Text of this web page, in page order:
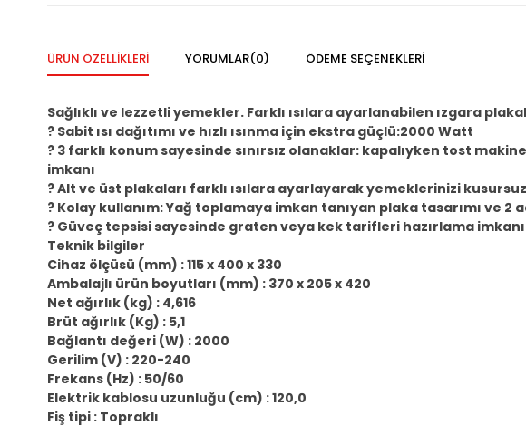
ÜRÜN ÖZELLIKLERI YORUMLAR(0) ÖDEME SEÇENEKLERI
Sağlıklı ve lezzetli yemekler. Farklı ısılara ayarlanabilen ızgara
? Sabit ısı dağıtımı ve hızlı ısınma için ekstra güçlü:2000 Watt
? 3 farklı konum sayesinde sınırsız olanaklar: kapalıyken tost
imkanı
? Alt ve üst plakaları farklı ısılara ayarlayarak yemeklerinizi
? Kolay kullanım: Yağ toplamaya imkan tanıyan plaka tasarımı ve
? Güveç tepsisi sayesinde graten veya kek tarifleri hazırlama imkanı
Teknik bilgiler
Cihaz ölçüsü (mm) : 115 x 400 x 330
Ambalajlı ürün boyutları (mm) : 370 x 205 x 420
Net ağırlık (kg) : 4,616
Brüt ağırlık (Kg) : 5,1
Bağlantı değeri (W) : 2000
Gerilim (V) : 220-240
Frekans (Hz) : 50/60
Elektrik kablosu uzunluğu (cm) : 120,0
Fiş tipi : Topraklı